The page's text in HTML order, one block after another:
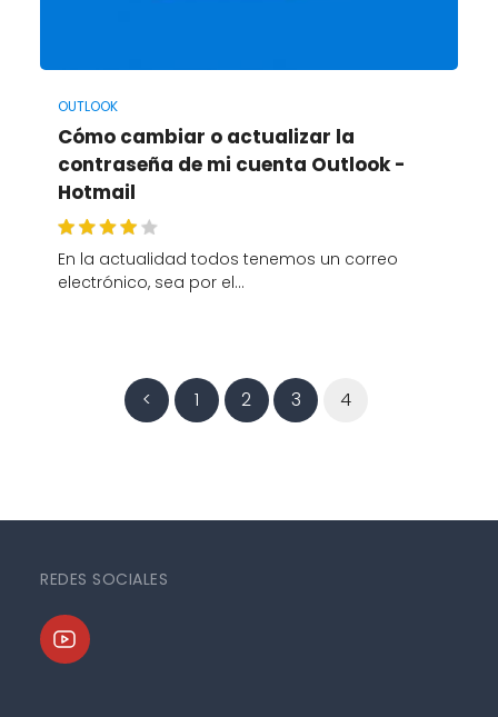
OUTLOOK
Cómo cambiar o actualizar la
contraseña de mi cuenta Outlook -
Hotmail
En la actualidad todos tenemos un correo
electrónico, sea por el…
< 1 2 3 4
REDES SOCIALES